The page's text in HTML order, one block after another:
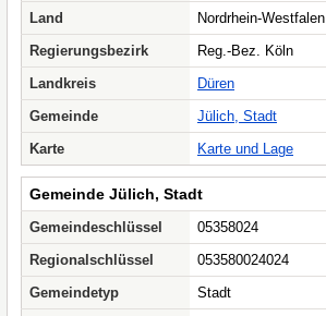
Land
Nordrhein-Westfalen
Regierungsbezirk
Reg.-Bez. Köln
Landkreis
Düren
Gemeinde
Jülich, Stadt
Karte
Karte und Lage
Gemeinde Jülich, Stadt
Gemeindeschlüssel
05358024
Regionalschlüssel
053580024024
Gemeindetyp
Stadt